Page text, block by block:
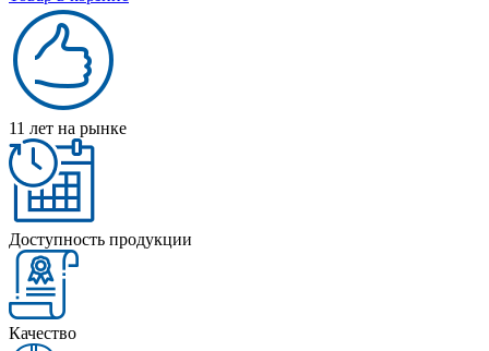
11 лет на рынке
Доступность продукции
Качество